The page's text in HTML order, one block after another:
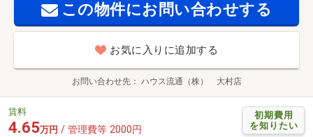
この物件にお問い合わせする
お気に入りに追加する
お問い合わせ先 ハウス流通（株） 大村店
初期費用
を知りたい
賃料
4.65万円 / 管理費等 2000円